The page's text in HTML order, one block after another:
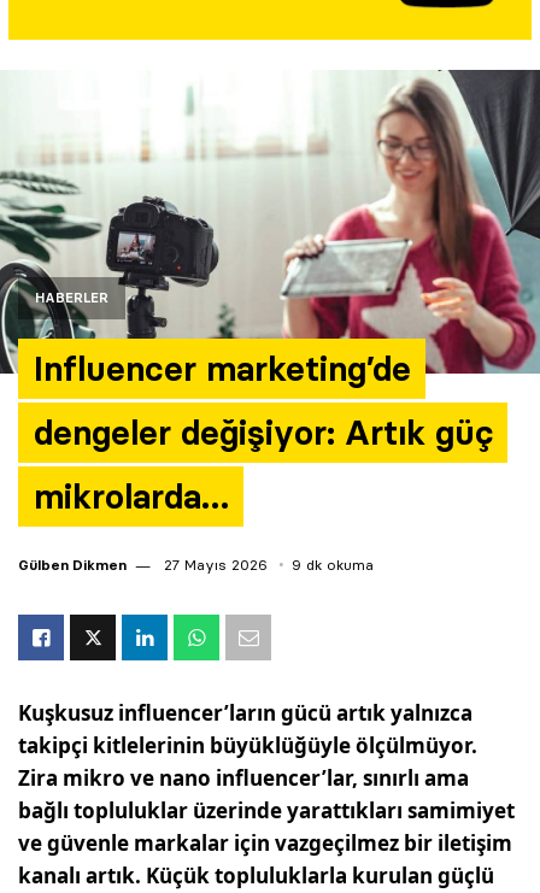
HABERLER
Influencer marketing’de
dengeler değişiyor: Artık güç
mikrolarda…
Gülben Dikmen 27 Mayıs 2026 9 dk okuma
Kuşkusuz influencer’ların gücü artık yalnızca
takipçi kitlelerinin büyüklüğüyle ölçülmüyor.
Zira mikro ve nano influencer’lar, sınırlı ama
bağlı topluluklar üzerinde yarattıkları samimiyet
ve güvenle markalar için vazgeçilmez bir iletişim
kanalı artık. Küçük topluluklarla kurulan güçlü